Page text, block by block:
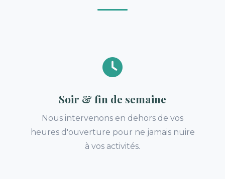
Soir & fin de semaine
Nous intervenons en dehors de vos
heures d'ouverture pour ne jamais nuire
à vos activités.